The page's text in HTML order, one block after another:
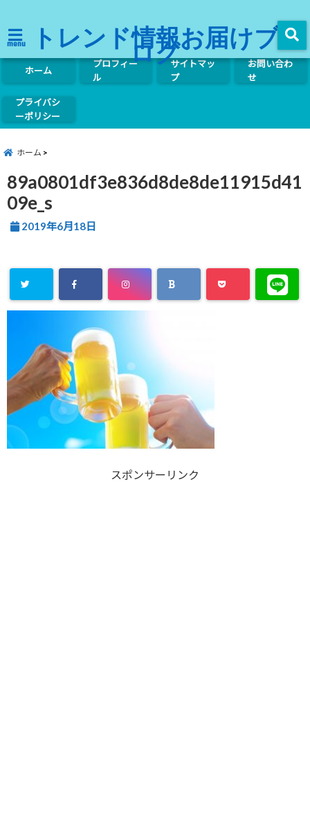
menu トレンド情報お届けブ
ログ
ホーム
プロフィー
ル
サイトマッ
プ
お問い合わ
せ
プライバシ
ーポリシー
ホーム
89a0801df3e836d8de8de11915d41
09e_s
2019年6月18日
スポンサーリンク